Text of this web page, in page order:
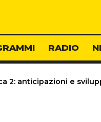
RADIO
2: anticipazioni e